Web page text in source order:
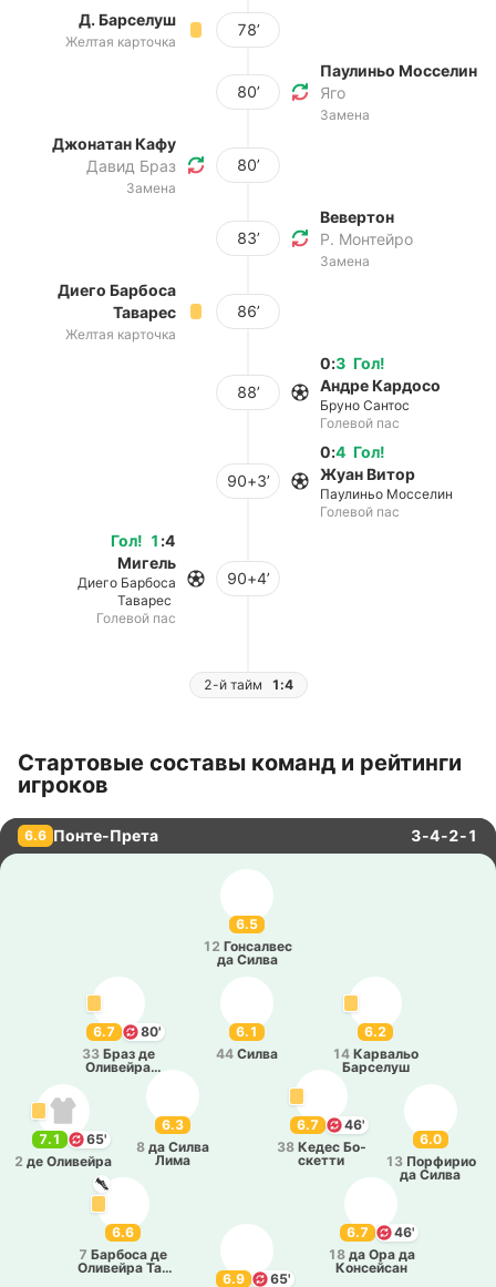
Д. Барселуш
Желтая карточка
78’
80’
Паулиньо Мосселин
Яго
Замена
Джонатан Кафу
Давид Браз
Замена
80’
83’
Вевертон
Р. Монтейро
Замена
Диего Барбоса
Таварес
Желтая карточка
86’
88’
Гол!
0:3
Андре Кардосо
Бруно Сантос
Голевой пас
90+3’
Гол!
0:4
Жуан Витор
Паулиньо Мосселин
Голевой пас
Гол! 1 :4
Мигель
Диего Барбоса
Таварес
Голевой пас
90+4’
2-й тайм 1:4
Стартовые составы команд и рейтинги
игроков
6.6 Понте-Прета 3-4-2-1
6.5
12 Го­нса­лвес
да Силва
6.2
14 Ка­рва­льо
Ба­рсе­луш
6.7
80'
33 Браз де
Оли­вей­ра
6.1
44 Силва
6.7
46'
18 да Ора да
Ко­нсей­сан
6.6
7 Ба­рбо­са де
Оли­вей­ра Та­
ва­рес
6.7
46'
38 Кедес Бо­
ске­тти
6.0
13 По­рфи­рио
да Силва
6.3
8 да Силва
Лима
7.1
65'
2 де Оли­вей­ра
6.9 65'